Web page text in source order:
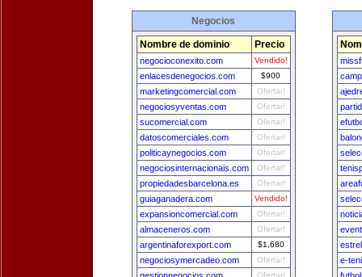
Negocios
Nombre de dominio Precio
negocioconexito.com Vendido!
enlacesdenegocios.com $900
marketingcomercial.com Ofertar!
negociosyventas.com Ofertar!
sucomercial.com Ofertar!
datoscomerciales.com Ofertar!
politicaynegocios.com Ofertar!
negociosinternacionais.com Ofertar!
propiedadesbarcelona.es Ofertar!
guiaganadera.com Vendido!
expansioncomercial.com Ofertar!
almaceneros.com Ofertar!
argentinaforexport.com $1,680
negociosymercadeo.com Ofertar!
Ofertar!
e-